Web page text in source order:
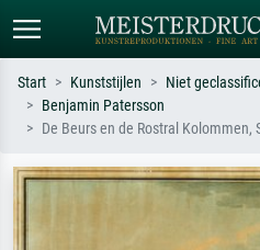
Standaard zoeken
Monet, Sterrennacht, impressionisme,
Start Kunststijlen
Niet
Benjamin Patersson
De Beurs en de Rostral